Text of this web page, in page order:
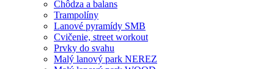
Chôdza a balans
Trampolíny
Lanové pyramídy SMB
Cvičenie, street workout
Prvky do svahu
Malý lanový park NEREZ